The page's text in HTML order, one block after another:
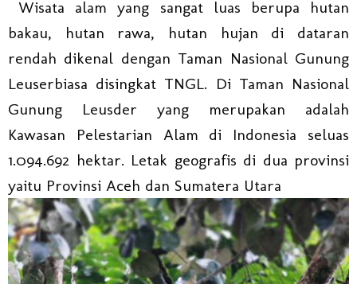
Wisata alam yang sangat luas berupa hutan
bakau, hutan rawa, hutan hujan di dataran
rendah dikenal dengan Taman Nasional Gunung
Leuserbiasa disingkat TNGL. Di Taman Nasional
Gunung Leusder yang merupakan adalah
Kawasan Pelestarian Alam di Indonesia seluas
1.094.692 hektar. Letak geografis di dua provinsi
yaitu Provinsi Aceh dan Sumatera Utara